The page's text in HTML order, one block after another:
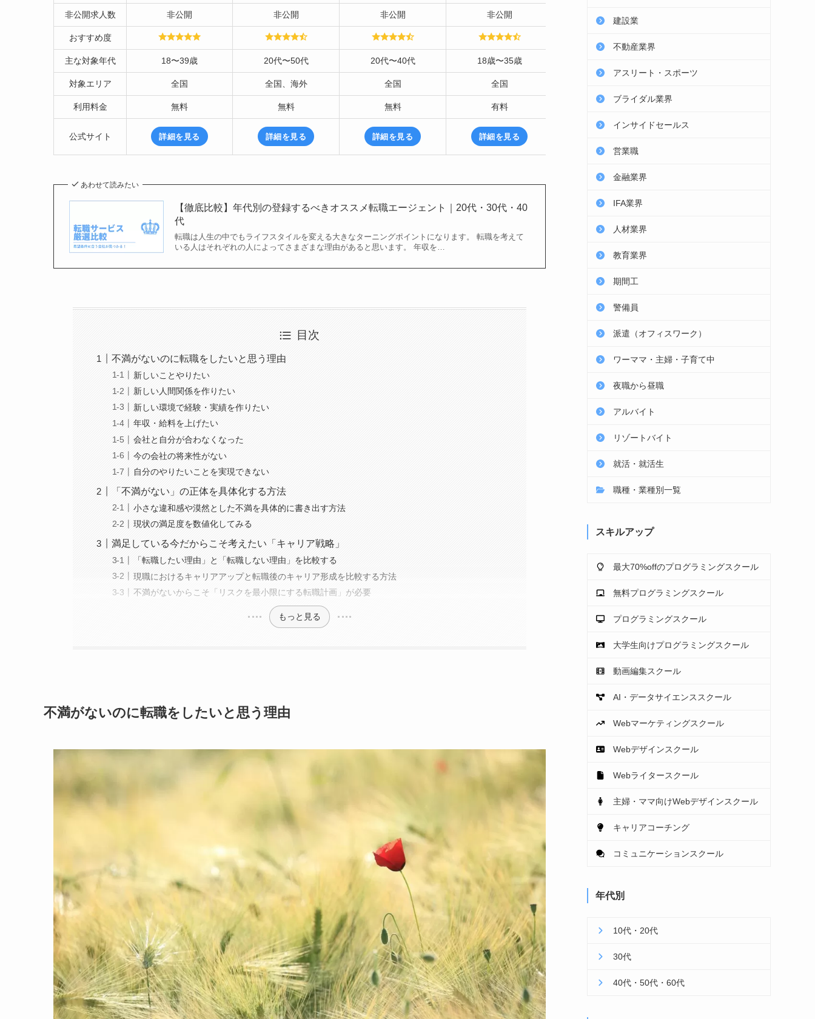
非公開求人数 非公開 非公開 非公開 非公開 268,817
おすすめ度
主な対象年代 18〜39歳 20代〜50代 20代〜40代 18歳〜35歳
対象エリア 全国 全国、海外 全国 全国
利用料金 無料 無料 無料 有料
公式サイト 詳細を見る 詳細を見る 詳細を見る 詳細を見る
あわせて読みたい
【徹底比較】年代別の登録するべきオススメ転職エージェント｜20代・30代・40
代
転職は人生の中でもライフスタイルを変える大きなターニングポイントになります。 転職を考えて
いる人はそれぞれの人によってさまざまな理由があると思います。 年収を…
目次
不満がないのに転職をしたいと思う理由
新しいことやりたい
新しい人間関係を作りたい
新しい環境で経験・実績を作りたい
年収・給料を上げたい
会社と自分が合わなくなった
今の会社の将来性がない
自分のやりたいことを実現できない
「不満がない」の正体を具体化する方法
小さな違和感や漠然とした不満を具体的に書き出す方法
現状の満足度を数値化してみる
満足している今だからこそ考えたい「キャリア戦略」
「転職したい理由」と「転職しない理由」を比較する
現職におけるキャリアアップと転職後のキャリア形成を比較する方法
不満がないからこそ「リスクを最小限にする転職計画」が必要
もっと見る
不満がないのに転職をしたいと思う理由
建設業
不動産業界
アスリート・スポーツ
ブライダル業界
インサイドセールス
営業職
金融業界
IFA業界
人材業界
教育業界
期間工
警備員
派遣（オフィスワーク）
ワーママ・主婦・子育て中
夜職から昼職
アルバイト
リゾートバイト
就活・就活生
職種・業種別一覧
スキルアップ
最大70%offのプログラミングスクール
無料プログラミングスクール
プログラミングスクール
大学生向けプログラミングスクール
動画編集スクール
AI・データサイエンススクール
Webマーケティングスクール
Webデザインスクール
Webライタースクール
主婦・ママ向けWebデザインスクール
キャリアコーチング
コミュニケーションスクール
年代別
10代・20代
30代
40代・50代・60代